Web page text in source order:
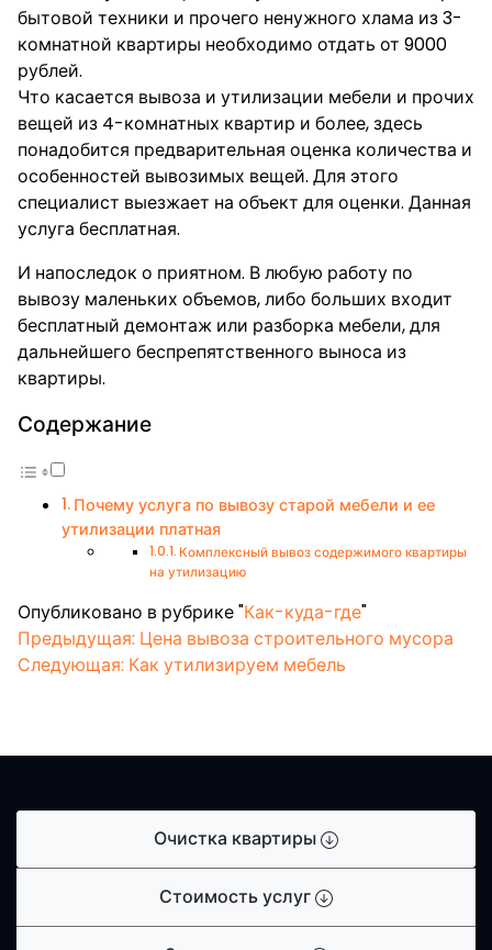
Очистка квартиры
Стоимость услуг
бытовой техники и прочего ненужного хлама из 3-
комнатной квартиры необходимо отдать от 9000
рублей.
Что касается вывоза и утилизации мебели и прочих
вещей из 4-комнатных квартир и более, здесь
понадобится предварительная оценка количества и
особенностей вывозимых вещей. Для этого
специалист выезжает на объект для оценки. Данная
услуга бесплатная.
И напоследок о приятном. В любую работу по
вывозу маленьких объемов, либо больших входит
бесплатный демонтаж или разборка мебели, для
дальнейшего беспрепятственного выноса из
квартиры.
Содержание
Почему услуга по вывозу старой мебели и ее
утилизации платная
Комплексный вывоз содержимого квартиры
на утилизацию
Опубликовано в рубрике "Как-куда-где"
Навигация
по
Предыдущая: Цена вывоза строительного мусора
Следующая: Как утилизируем мебель